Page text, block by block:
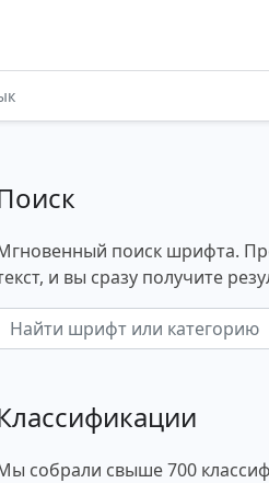
поиск шрифта.
и вы сразу получите
собрали свыше 700